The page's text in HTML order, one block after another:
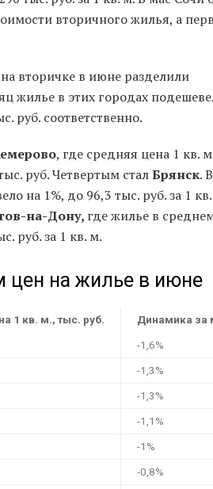
вторичного жилья, а
вторичке в июне разделили
жилье в этих городах
руб. соответственно.
, где средняя цена 1 кв.
руб. Четвертым сталБрянск.
на 1%, до 96,3 тыс. руб. за 1
на-Дону, где жилье в
руб. за 1 кв. м.
цен на жилье в июне
1 кв. м., тыс. руб.
Динамика за
-1,6%
-1,3%
-1,3%
-1,1%
-1%
-0,8%